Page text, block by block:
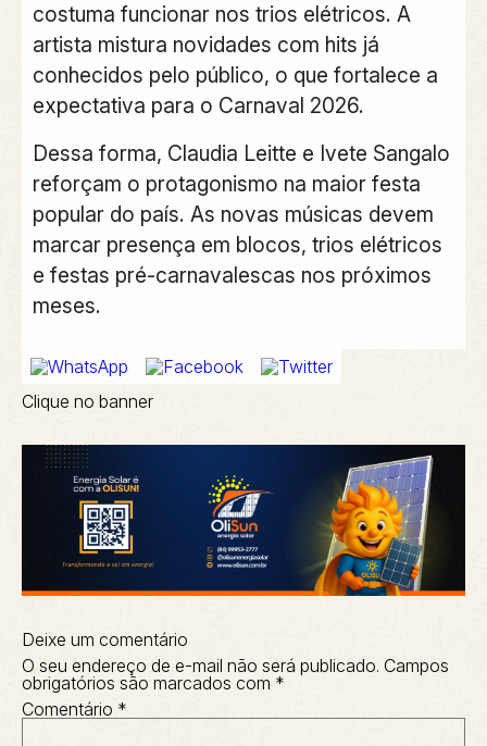
costuma funcionar nos trios elétricos. A
artista mistura novidades com hits já
conhecidos pelo público, o que fortalece a
expectativa para o Carnaval 2026.
Dessa forma, Claudia Leitte e Ivete Sangalo
reforçam o protagonismo na maior festa
popular do país. As novas músicas devem
marcar presença em blocos, trios elétricos
e festas pré-carnavalescas nos próximos
meses.
Clique no banner
Deixe um comentário
O seu endereço de e-mail não será publicado. Campos
obrigatórios são marcados com *
Comentário *